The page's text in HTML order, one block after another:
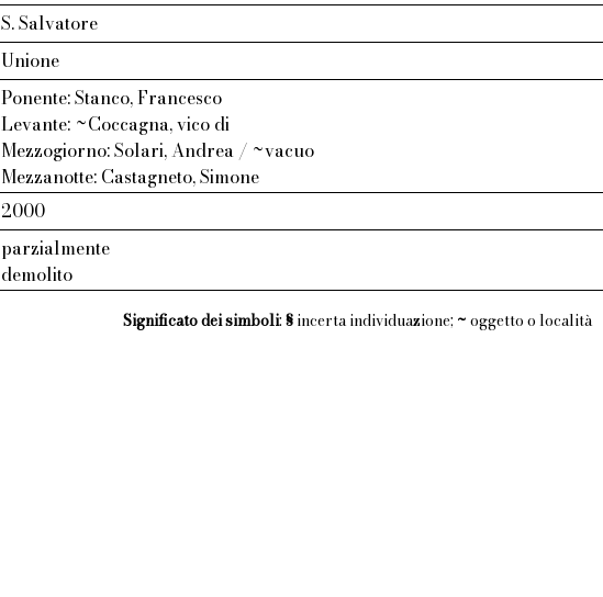
S. Salvatore
Unione
Ponente: Stanco, Francesco
Levante: ~Coccagna, vico di
Mezzogiorno: Solari, Andrea / ~vacuo
Mezzanotte: Castagneto, Simone
2000
parzialmente
demolito
Significato dei simboli: §incerta individuazione; ~ oggetto o località